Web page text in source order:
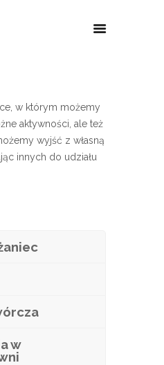
w którym możemy
aktywności, ale też
wyjść z własną
innych do udziału
w